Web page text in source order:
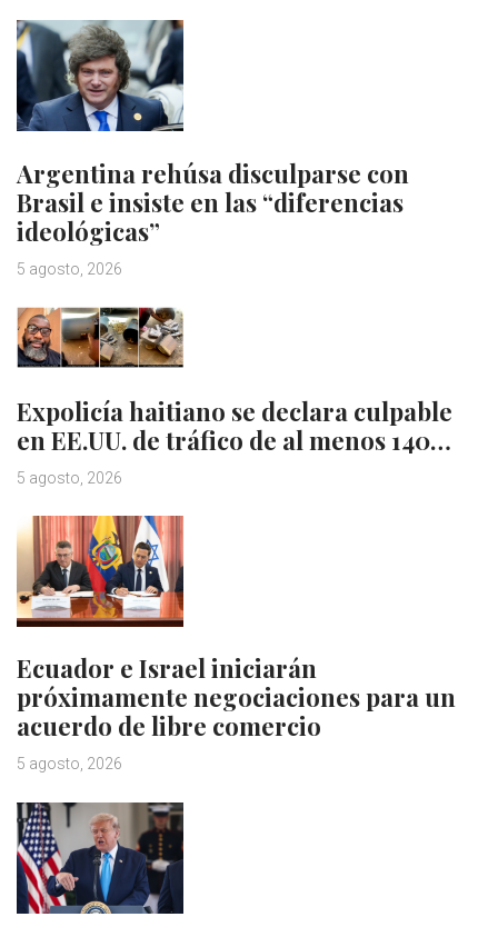
Argentina rehúsa disculparse con
Brasil e insiste en las “diferencias
ideológicas”
5 agosto, 2026
Expolicía haitiano se declara culpable
en EE.UU. de tráfico de al menos 140…
5 agosto, 2026
Ecuador e Israel iniciarán
próximamente negociaciones para un
acuerdo de libre comercio
5 agosto, 2026